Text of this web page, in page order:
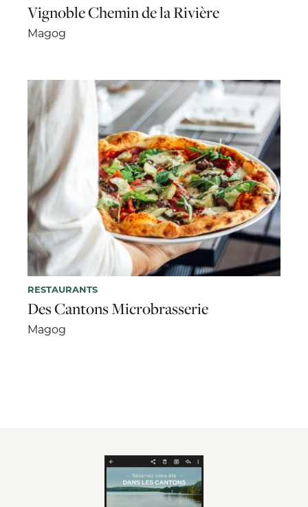
Vignoble Chemin de la Rivière
Magog
RESTAURANTS
Des Cantons Microbrasserie
Magog